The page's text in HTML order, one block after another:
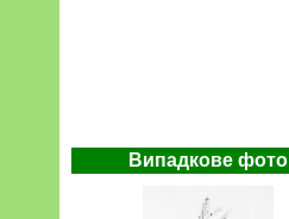
Випадкове фото